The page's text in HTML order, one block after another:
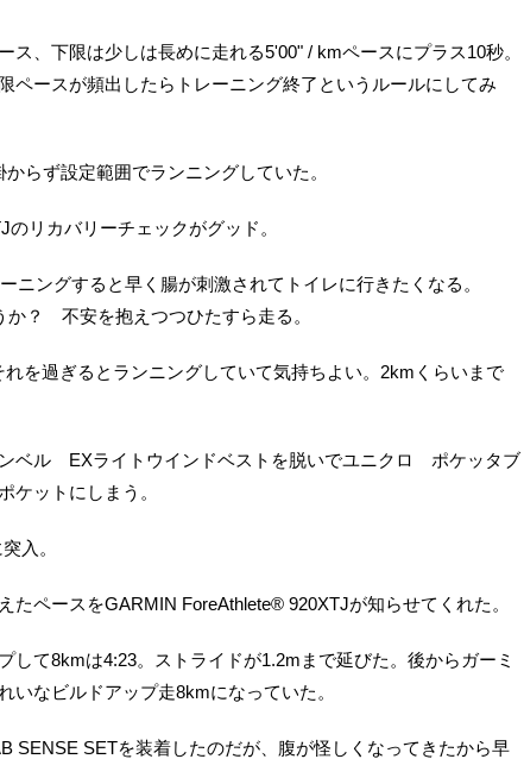
ス、下限は少しは長めに走れる5'00" / kmペースにプラス10秒。
ペースが頻出したらトレーニング終了というルールにしてみ
らず設定範囲でランニングしていた。
リカバリーチェックがグッド。
ニングすると早く腸が刺激されてトイレに行きたくなる。
か？ 不安を抱えつつひたすら走る。
を過ぎるとランニングしていて気持ちよい。2kmくらいまで
ベル EXライトウインドベストを脱いでユニクロ ポケッタブ
ケットにしまう。
入。
たペースをGARMIN ForeAthlete® 920XTJが知らせてくれた。
して8kmは4:23。ストライドが1.2mまで延びた。後からガーミ
いなビルドアップ走8kmになっていた。
SENSE SETを装着したのだが、腹が怪しくなってきたから早